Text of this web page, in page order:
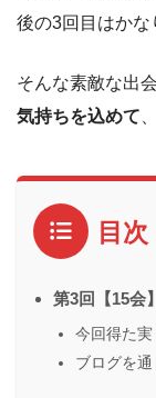
後の3回目はかな
そんな素敵な出
気持ちを込めて
目次
第3回【15会】
今回得た実
ブログを